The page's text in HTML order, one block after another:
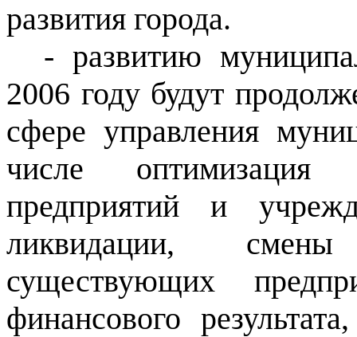
развития города.
- развитию
2006 году будут
сфере управления
числе оптимизация
предприятий и
ликвидации,
существующих
финансового